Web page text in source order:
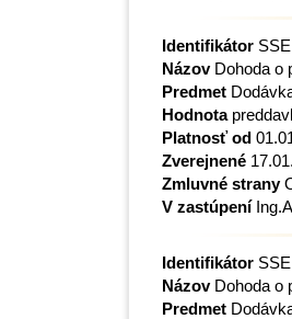
Identifikátor
NázovDohoda o
Predmet
Hodnota
Platnosť od
Zverejnené
Zmluvné strany
V zastúpení
Identifikátor
NázovDohoda o
Predmet